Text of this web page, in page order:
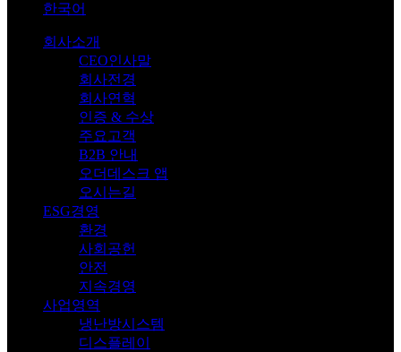
한국어
회사소개
CEO인사말
회사전경
회사연혁
인증 & 수상
주요고객
B2B 안내
오더데스크 앱
오시는길
ESG경영
환경
사회공헌
안전
지속경영
사업영역
냉난방시스템
디스플레이